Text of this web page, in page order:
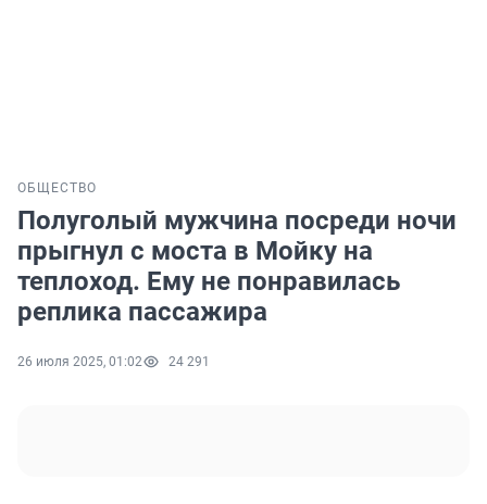
ОБЩЕСТВО
Полуголый мужчина посреди ночи
прыгнул с моста в Мойку на
теплоход. Ему не понравилась
реплика пассажира
26 июля 2025, 01:02 24 291